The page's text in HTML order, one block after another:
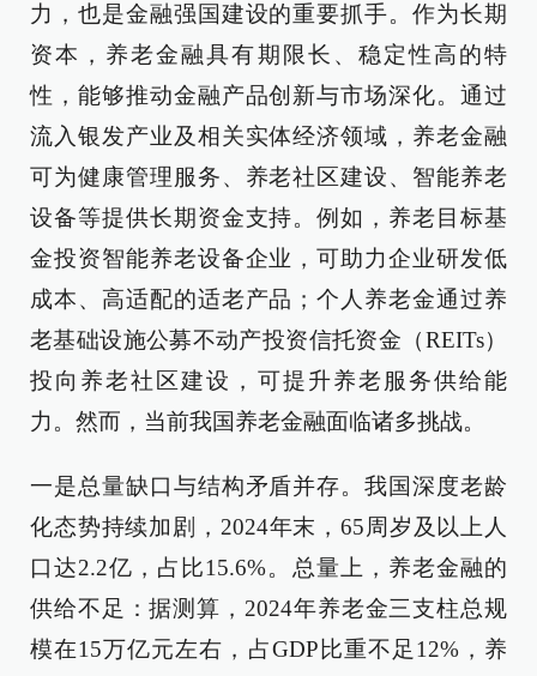
力，也是金融强国建设的重要抓手。作为长期
资本，养老金融具有期限长、稳定性高的特
性，能够推动金融产品创新与市场深化。通过
流入银发产业及相关实体经济领域，养老金融
可为健康管理服务、养老社区建设、智能养老
设备等提供长期资金支持。例如，养老目标基
金投资智能养老设备企业，可助力企业研发低
成本、高适配的适老产品；个人养老金通过养
老基础设施公募不动产投资信托资金（REITs）
投向养老社区建设，可提升养老服务供给能
力。然而，当前我国养老金融面临诸多挑战。
一是总量缺口与结构矛盾并存。我国深度老龄
化态势持续加剧，2024年末，65周岁及以上人
口达2.2亿，占比15.6%。总量上，养老金融的
供给不足：据测算，2024年养老金三支柱总规
模在15万亿元左右，占GDP比重不足12%，养